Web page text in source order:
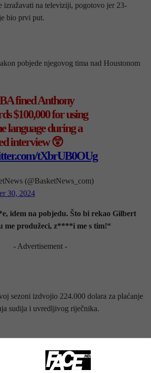
izražavati na televiziji, pogotovo jer 23-
bio prvi put.
pobjede njegovog tima nad Houstonom
fined Anthony
$100,000 for using
language during a
interview 😲
tXbrUB0OUg
(@BasketNews_com)
30, 2024
idem na pobjedu. Što bi rekao Gilbert
me produžeci, z****i me s tim!“
- Advertisement -
sezoni izdvojio 224.000 dolara za plaćanje
sudija i uvredljivog riječnika.